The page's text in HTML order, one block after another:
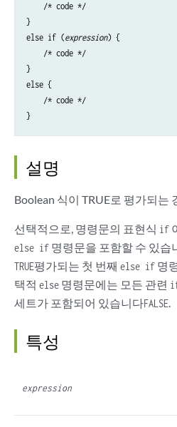
/* code */
}
else if (expression) {
/* code */
}
else {
/* code */
}
설명
Boolean 식이 TRUE로 평가되는
선택적으로, 명령문의 표현식 if
else if 명령문을 포함할 수 있습
TRUE평가되는 첫 번째 else if 명
택적 else 명령문에는 모든 관련
세트가 포함되어 있습니다FALSE.
특성
expression